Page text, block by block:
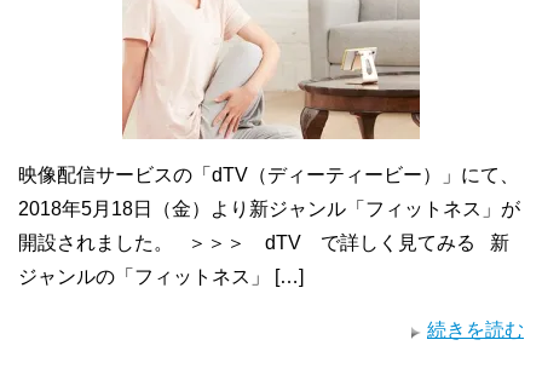
映像配信サービスの「dTV（ディーティービー）」にて、
2018年5月18日（金）より新ジャンル「フィットネス」が
開設されました。 ＞＞＞ dTV で詳しく見てみる 新
ジャンルの「フィットネス」 […]
続きを読む